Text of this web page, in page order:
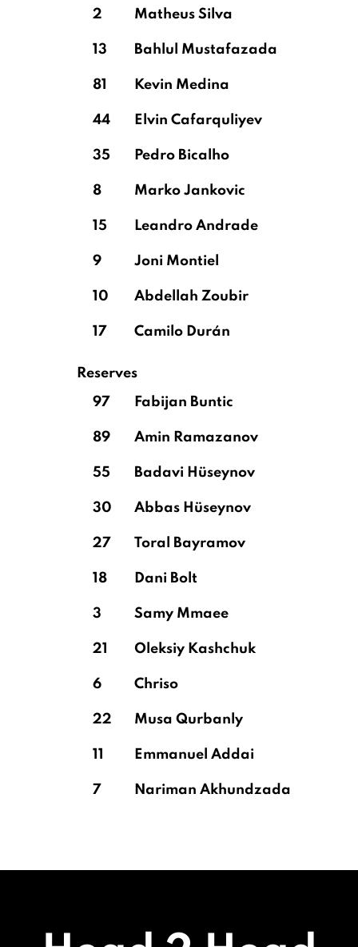
2 Matheus Silva
13 Bahlul Mustafazada
81 Kevin Medina
44 Elvin Cafarquliyev
35 Pedro Bicalho
8 Marko Jankovic
15 Leandro Andrade
9 Joni Montiel
10 Abdellah Zoubir
17 Camilo Durán
Reserves
97
Fabijan Buntic
89 Amin Ramazanov
55 Badavi Hüseynov
30 Abbas Hüseynov
27 Toral Bayramov
18 Dani Bolt
3 Samy Mmaee
21 Oleksiy Kashchuk
6 Chriso
22 Musa Qurbanly
11 Emmanuel Addai
7 Nariman Akhundzada